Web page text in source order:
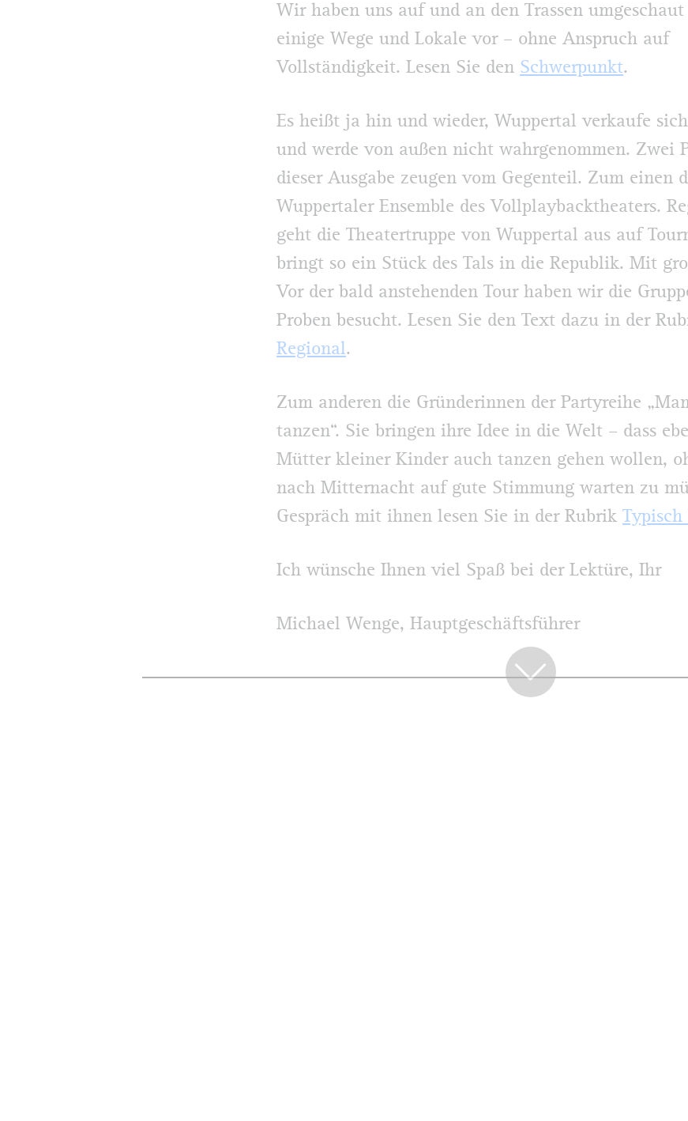
Wir haben uns auf und an den Trassen
einige Wege und Lokale vor – ohne Anspruch auf
Vollständigkeit. Lesen Sie den Schwerpunkt.
Es heißt ja hin und wieder, Wuppertal verkaufe
und werde von außen nicht wahrgenommen. Zwei
dieser Ausgabe zeugen vom Gegenteil. Zum einen
Wuppertaler Ensemble des Vollplaybacktheaters.
geht die Theatertruppe von Wuppertal aus auf
bringt so ein Stück des Tals in die Republik. Mit
Vor der bald anstehenden Tour haben wir die
Proben besucht. Lesen Sie den Text dazu in der
Regional.
Zum anderen die Gründerinnen der Partyreihe
tanzen“. Sie bringen ihre Idee in die Welt – dass
Mütter kleiner Kinder auch tanzen gehen wollen,
nach Mitternacht auf gute Stimmung warten zu
Gespräch mit ihnen lesen Sie in der Rubrik Typisch
Ich wünsche Ihnen viel Spaß bei der Lektüre, Ihr
Michael Wenge, Hauptgeschäftsführer